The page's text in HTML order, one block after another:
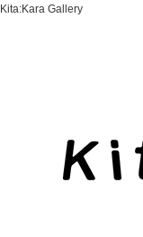
Kita:Kara Gallery